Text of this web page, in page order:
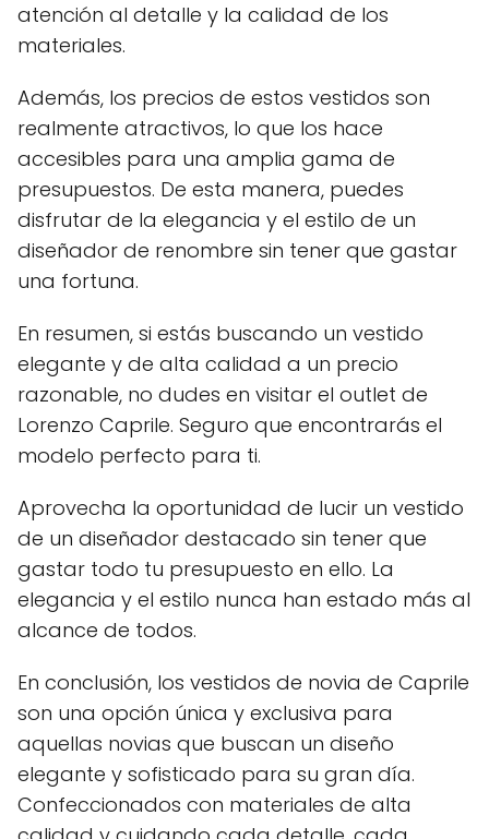
atención al detalle y la calidad de los
materiales.
Además, los precios de estos vestidos son
realmente atractivos, lo que los hace
accesibles para una amplia gama de
presupuestos. De esta manera, puedes
disfrutar de la elegancia y el estilo de un
diseñador de renombre sin tener que gastar
una fortuna.
En resumen, si estás buscando un vestido
elegante y de alta calidad a un precio
razonable, no dudes en visitar el outlet de
Lorenzo Caprile. Seguro que encontrarás el
modelo perfecto para ti.
Aprovecha la oportunidad de lucir un vestido
de un diseñador destacado sin tener que
gastar todo tu presupuesto en ello. La
elegancia y el estilo nunca han estado más al
alcance de todos.
En conclusión, los vestidos de novia de Caprile
son una opción única y exclusiva para
aquellas novias que buscan un diseño
elegante y sofisticado para su gran día.
Confeccionados con materiales de alta